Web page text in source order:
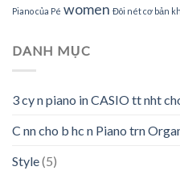
Piano của Pé women Đôi nét cơ bản
DANH MỤC
3 cy n piano in CASIO tt nht
C nn cho b hc n Piano trn
Style(5)